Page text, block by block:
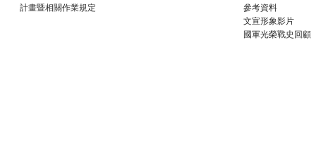
計畫暨相關作業規定
參考資料
文宣形象影片
國軍光榮戰史回顧